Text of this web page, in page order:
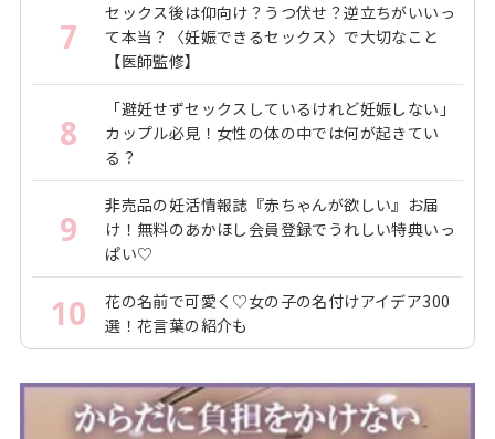
7
セックス後は仰向け？うつ伏せ？逆立ちがいいっ
て本当？〈妊娠できるセックス〉で大切なこと
【医師監修】
8
「避妊せずセックスしているけれど妊娠しない」
カップル必見！女性の体の中では何が起きてい
る？
9
非売品の妊活情報誌『赤ちゃんが欲しい』お届
け！無料のあかほし会員登録でうれしい特典いっ
ぱい♡
10
花の名前で可愛く♡女の子の名付けアイデア300
選！花言葉の紹介も